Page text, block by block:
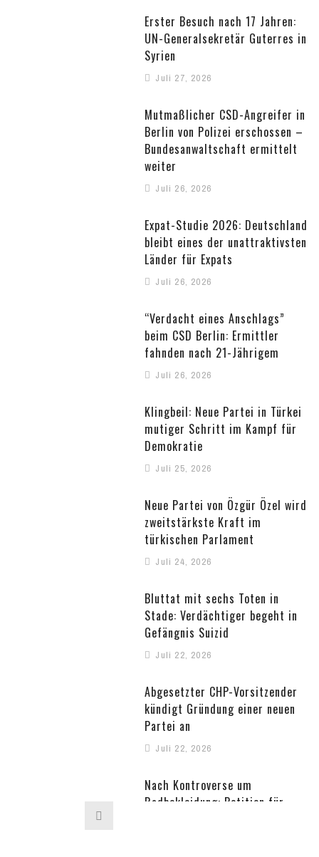
Erster Besuch nach 17 Jahren:
UN-Generalsekretär Guterres in
Syrien
Juli 27, 2026
Mutmaßlicher CSD-Angreifer in
Berlin von Polizei erschossen –
Bundesanwaltschaft ermittelt
weiter
Juli 26, 2026
Expat-Studie 2026: Deutschland
bleibt eines der unattraktivsten
Länder für Expats
Juli 26, 2026
“Verdacht eines Anschlags”
beim CSD Berlin: Ermittler
fahnden nach 21-Jährigem
Juli 26, 2026
Klingbeil: Neue Partei in Türkei
mutiger Schritt im Kampf für
Demokratie
Juli 25, 2026
Neue Partei von Özgür Özel wird
zweitstärkste Kraft im
türkischen Parlament
Juli 24, 2026
Bluttat mit sechs Toten in
Stade: Verdächtiger begeht in
Gefängnis Suizid
Juli 22, 2026
Abgesetzter CHP-Vorsitzender
kündigt Gründung einer neuen
Partei an
Juli 22, 2026
Nach Kontroverse um
Radbekleidung: Petition für